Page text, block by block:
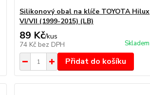
Silikonový obal na klíče TOYOTA Hilux
VI/VII (1999-2015) (LB)
89 Kč/kus
74 Kč bez DPH Skladem
Přidat do košíku